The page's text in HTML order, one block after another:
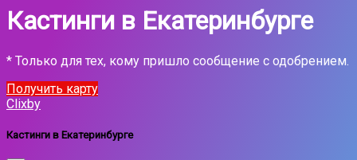
Кастинги в Екатеринбурге
* Только для тех, кому пришло сообщение с одобрением.
Получить карту
Clixby
Кастинги в Екатеринбурге